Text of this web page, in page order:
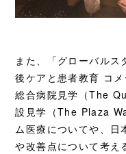
また、「グローバルス
後ケアと患者教育 コメ
総合病院見学（The
設見学（The Plaza
ム医療についてや、日
や改善点について考え